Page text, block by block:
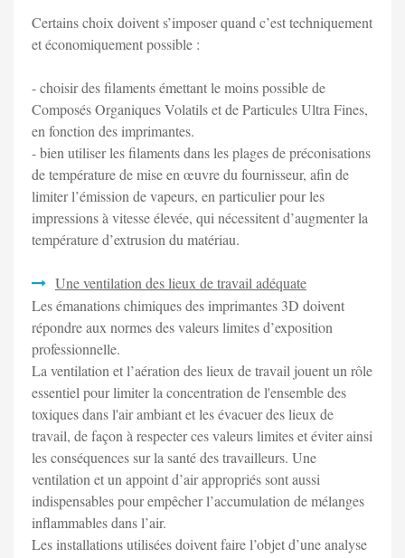
Certains choix doivent s’imposer quand c’est techniquement
et économiquement possible :
- choisir des filaments émettant le moins possible de
Composés Organiques Volatils et de Particules Ultra Fines,
en fonction des imprimantes.
- bien utiliser les filaments dans les plages de préconisations
de température de mise en œuvre du fournisseur, afin de
limiter l’émission de vapeurs, en particulier pour les
impressions à vitesse élevée, qui nécessitent d’augmenter la
température d’extrusion du matériau.
Une ventilation des lieux de travail adéquate
Les émanations chimiques des imprimantes 3D doivent
répondre aux normes des valeurs limites d’exposition
professionnelle.
La ventilation et l’aération des lieux de travail jouent un rôle
essentiel pour limiter la concentration de l'ensemble des
toxiques dans l'air ambiant et les évacuer des lieux de
travail, de façon à respecter ces valeurs limites et éviter ainsi
les conséquences sur la santé des travailleurs. Une
ventilation et un appoint d’air appropriés sont aussi
indispensables pour empêcher l’accumulation de mélanges
inflammables dans l’air.
Les installations utilisées doivent faire l’objet d’une analyse